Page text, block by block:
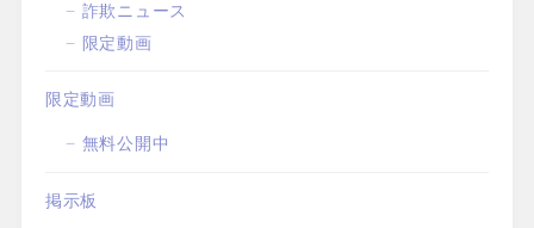
詐欺ニュース
限定動画
限定動画
無料公開中
掲示板